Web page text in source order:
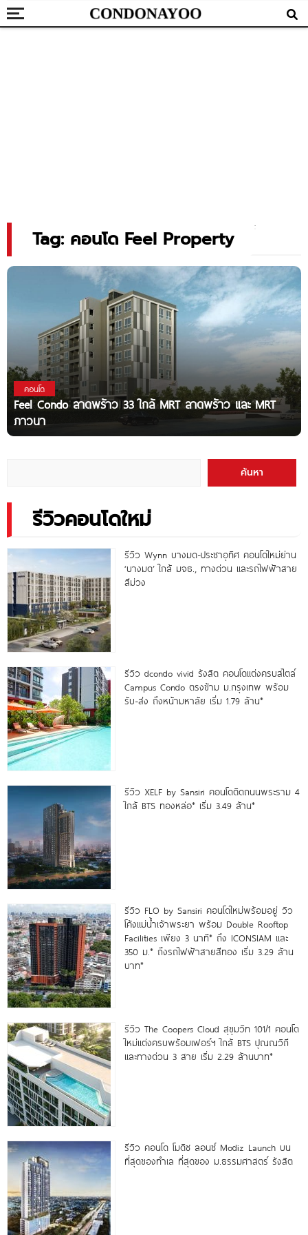
Tag: คอนโด Feel Property
คอนโด
Feel Condo ลาดพร้าว 33 ใกล้ MRT ลาดพร้าว และ MRT
ภาวนา
ค้นหา
รีวิวคอนโดใหม่
รีวิว Wynn บางมด-ประชาอุทิศ คอนโดใหม่ย่าน
‘บางมด’ ใกล้ มจธ., ทางด่วน และรถไฟฟ้าสาย
สีม่วง
รีวิว dcondo vivid รังสิต คอนโดแต่งครบสไตล์
Campus Condo ตรงข้าม ม.กรุงเทพ พร้อม
รับ-ส่ง ถึงหน้ามหาลัย เริ่ม 1.79 ล้าน*
รีวิว XELF by Sansiri คอนโดติดถนนพระราม 4
ใกล้ BTS ทองหล่อ* เริ่ม 3.49 ล้าน*
รีวิว FLO by Sansiri คอนโดใหม่พร้อมอยู่ วิว
โค้งแม่น้ำเจ้าพระยา พร้อม Double Rooftop
Facilities เพียง 3 นาที* ถึง ICONSIAM และ
350 ม.* ถึงรถไฟฟ้าสายสีทอง เริ่ม 3.29 ล้าน
บาท*
รีวิว The Coopers Cloud สุขุมวิท 101/1 คอนโด
ใหม่แต่งครบพร้อมเฟอร์ฯ ใกล้ BTS ปุณณวิถี
และทางด่วน 3 สาย เริ่ม 2.29 ล้านบาท*
รีวิว คอนโด โมดิซ ลอนซ์ Modiz Launch บน
ที่สุดของทำเล ที่สุดของ ม.ธรรมศาสตร์ รังสิต